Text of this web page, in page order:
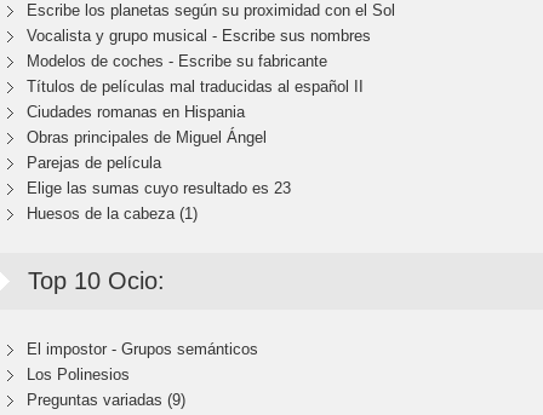
Escribe los planetas según su proximidad con el Sol
Vocalista y grupo musical - Escribe sus nombres
Modelos de coches - Escribe su fabricante
Títulos de películas mal traducidas al español II
Ciudades romanas en Hispania
Obras principales de Miguel Ángel
Parejas de película
Elige las sumas cuyo resultado es 23
Huesos de la cabeza (1)
Top 10 Ocio:
El impostor - Grupos semánticos
Los Polinesios
Preguntas variadas (9)